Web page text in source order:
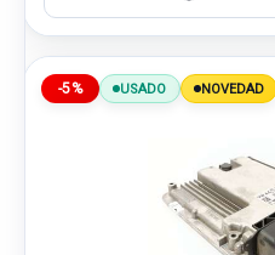
-5% USADO NOVEDAD